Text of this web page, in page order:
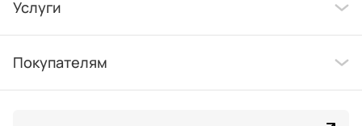
Услуги
Покупателям